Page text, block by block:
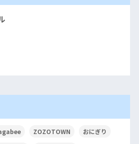
ZOZOTOWN おにぎり